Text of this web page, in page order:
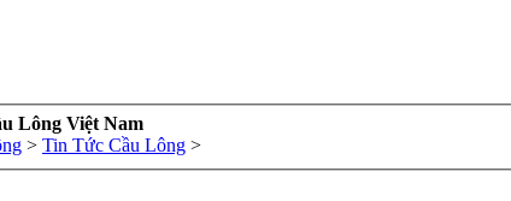
Lông Việt Nam
> Tin Tức Cầu Lông >